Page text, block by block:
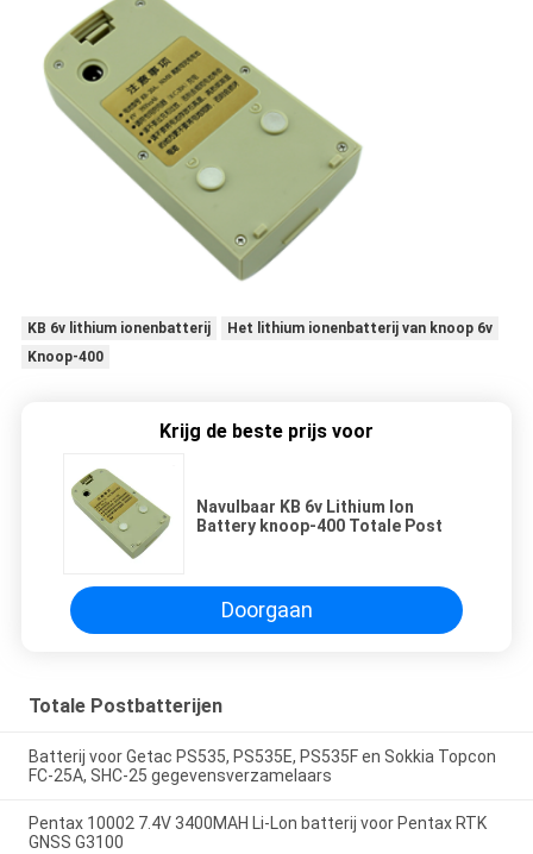
KB 6v lithium ionenbatterij
Het lithium ionenbatterij van knoop 6v
Knoop-400
Krijg de beste prijs voor
Navulbaar KB 6v Lithium Ion
Battery knoop-400 Totale Post
Doorgaan
Totale Postbatterijen
Batterij voor Getac PS535, PS535E, PS535F en Sokkia Topcon
FC-25A, SHC-25 gegevensverzamelaars
Pentax 10002 7.4V 3400MAH Li-Lon batterij voor Pentax RTK
GNSS G3100